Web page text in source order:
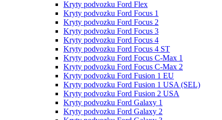
Kryty podvozku Ford Flex
Kryty podvozku Ford Focus 1
Kryty podvozku Ford Focus 2
Kryty podvozku Ford Focus 3
Kryty podvozku Ford Focus 4
Kryty podvozku Ford Focus 4 ST
Kryty podvozku Ford Focus C-Max 1
Kryty podvozku Ford Focus C-Max 2
Kryty podvozku Ford Fusion 1 EU
Kryty podvozku Ford Fusion 1 USA (SEL)
Kryty podvozku Ford Fusion 2 USA
Kryty podvozku Ford Galaxy 1
Kryty podvozku Ford Galaxy 2